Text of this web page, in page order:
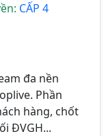
CẤP 4
đa nền
Phần
hàng, chốt
ĐVGH...